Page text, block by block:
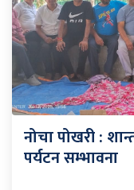
नोचा पोखरी :
पर्यटन सम्भावना